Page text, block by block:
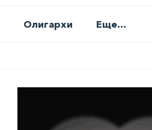
Олигархи Еще...